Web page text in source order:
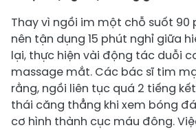
Thay vì ngồi im một chỗ suốt 90
nên tận dụng 15 phút nghỉ giữa
lại, thực hiện vài động tác duỗi
massage mắt. Các bác sĩ tim
rằng, ngồi liên tục quá 2 tiếng
thái căng thẳng khi xem bóng
cơ hình thành cục máu đông.